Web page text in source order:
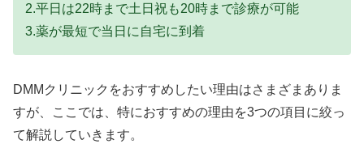
2.平日は22時まで土日祝も20時まで診療が可能
3.薬が最短で当日に自宅に到着
DMMクリニックをおすすめしたい理由はさまざまありま
すが、ここでは、特におすすめの理由を3つの項目に絞っ
て解説していきます。